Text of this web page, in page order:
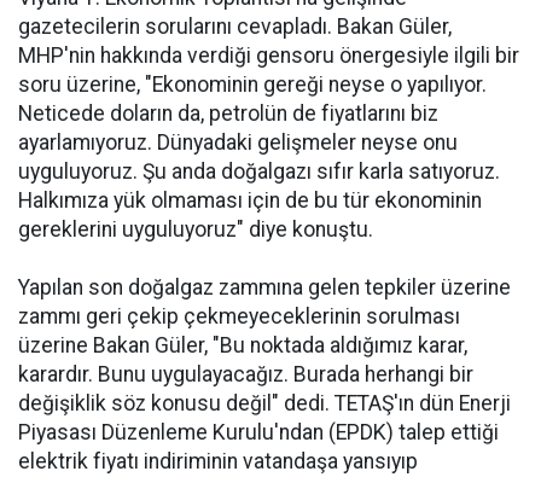
gazetecilerin sorularını cevapladı. Bakan Güler,
MHP'nin hakkında verdiği gensoru önergesiyle ilgili bir
soru üzerine, "Ekonominin gereği neyse o yapılıyor.
Neticede doların da, petrolün de fiyatlarını biz
ayarlamıyoruz. Dünyadaki gelişmeler neyse onu
uyguluyoruz. Şu anda doğalgazı sıfır karla satıyoruz.
Halkımıza yük olmaması için de bu tür ekonominin
gereklerini uyguluyoruz" diye konuştu.
Yapılan son doğalgaz zammına gelen tepkiler üzerine
zammı geri çekip çekmeyeceklerinin sorulması
üzerine Bakan Güler, "Bu noktada aldığımız karar,
karardır. Bunu uygulayacağız. Burada herhangi bir
değişiklik söz konusu değil" dedi. TETAŞ'ın dün Enerji
Piyasası Düzenleme Kurulu'ndan (EPDK) talep ettiği
elektrik fiyatı indiriminin vatandaşa yansıyıp